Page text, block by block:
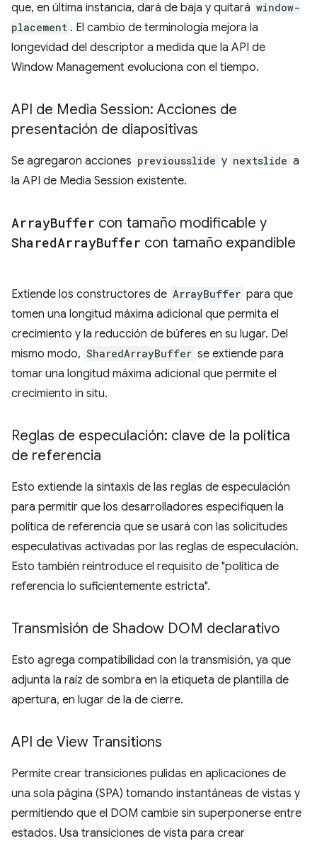
que, en última instancia, dará de baja y quitará window-
placement . El cambio de terminología mejora la
longevidad del descriptor a medida que la API de
Window Management evoluciona con el tiempo.
API de Media Session: Acciones de
presentación de diapositivas
Se agregaron acciones previousslide y nextslide a
la API de Media Session existente.
ArrayBuffer con tamaño modificable y
SharedArrayBuffer con tamaño expandible
Extiende los constructores de ArrayBuffer para que
tomen una longitud máxima adicional que permita el
crecimiento y la reducción de búferes en su lugar. Del
mismo modo, SharedArrayBuffer se extiende para
tomar una longitud máxima adicional que permite el
crecimiento in situ.
Reglas de especulación: clave de la política
de referencia
Esto extiende la sintaxis de las reglas de especulación
para permitir que los desarrolladores especifiquen la
política de referencia que se usará con las solicitudes
especulativas activadas por las reglas de especulación.
Esto también reintroduce el requisito de "política de
referencia lo suficientemente estricta".
Transmisión de Shadow DOM declarativo
Esto agrega compatibilidad con la transmisión, ya que
adjunta la raíz de sombra en la etiqueta de plantilla de
apertura, en lugar de la de cierre.
API de View Transitions
Permite crear transiciones pulidas en aplicaciones de
una sola página (SPA) tomando instantáneas de vistas y
permitiendo que el DOM cambie sin superponerse entre
estados. Usa transiciones de vista para crear